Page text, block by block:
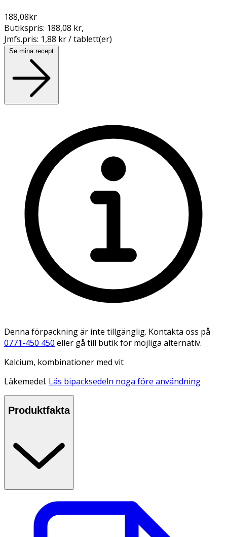
188,08kr
Butikspris: 188,08 kr,
Jmfs.pris: 1,88 kr / tablett(er)
Se mina recept
Denna förpackning är inte tillgänglig. Kontakta oss på
0771-450 450 eller gå till butik för möjliga alternativ.
Kalcium, kombinationer med vit
Läkemedel. Läs bipacksedeln noga före användning
Produktfakta